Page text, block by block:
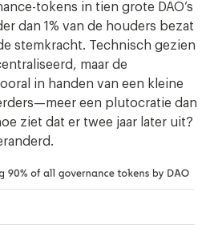
tokens in tien grote DAO’s
dan 1% van de houders bezat
stemkracht. Technisch gezien
maar de
in handen van een kleine
een plutocratie dan
ziet dat er twee jaar later uit?